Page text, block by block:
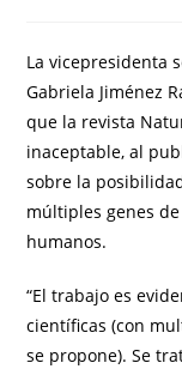
La vicepresidenta
Gabriela Jiménez
que la revista
inaceptable, al
sobre la
múltiples genes
humanos.
“El trabajo es
científicas (con
se propone). Se